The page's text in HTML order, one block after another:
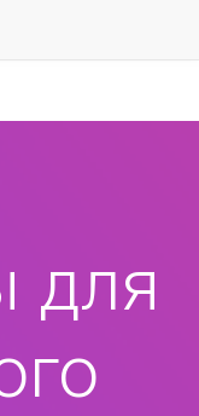
для